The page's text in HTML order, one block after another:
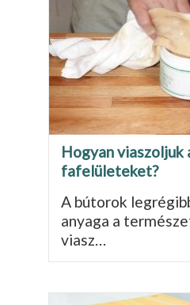
Hogyan viaszoljuk
fafelületeket?
A bútorok
anyaga a
viasz…